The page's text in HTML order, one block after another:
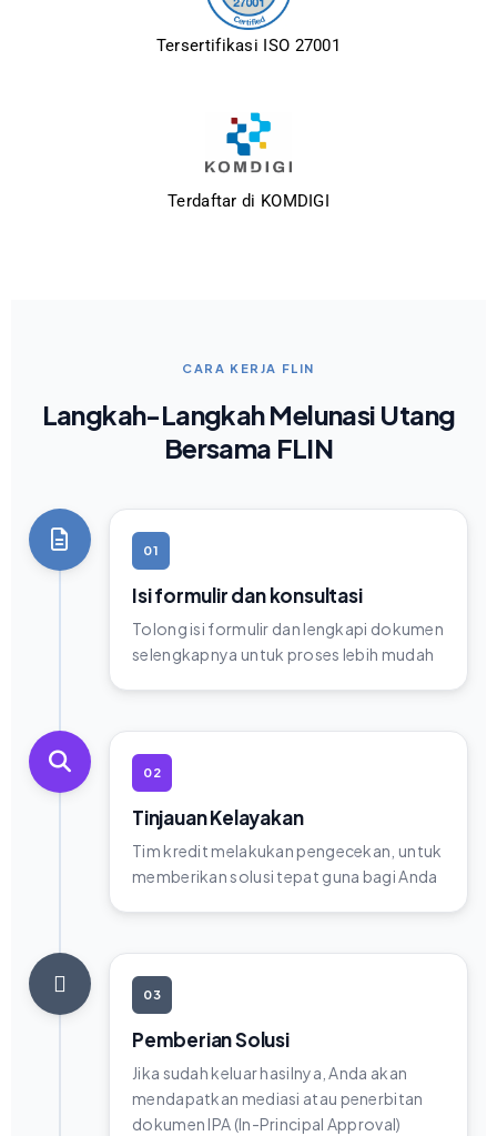
Tersertifikasi ISO 27001
Terdaftar di KOMDIGI
CARA KERJA FLIN
Langkah-Langkah Melunasi Utang
Bersama FLIN
01
Isi formulir dan konsultasi
Tolong isi formulir dan lengkapi dokumen
selengkapnya untuk proses lebih mudah
02
Tinjauan Kelayakan
Tim kredit melakukan pengecekan, untuk
memberikan solusi tepat guna bagi Anda
03
Pemberian Solusi
Jika sudah keluar hasilnya, Anda akan
mendapatkan mediasi atau penerbitan
dokumen IPA (In-Principal Approval)